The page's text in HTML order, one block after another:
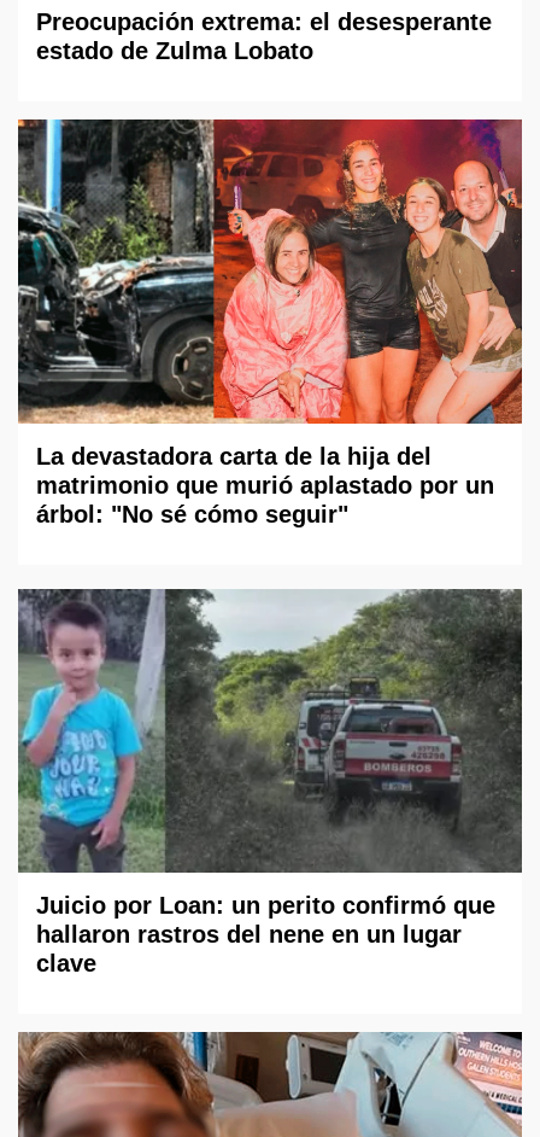
Preocupación extrema: el desesperante
estado de Zulma Lobato
La devastadora carta de la hija del
matrimonio que murió aplastado por un
árbol: "No sé cómo seguir"
Juicio por Loan: un perito confirmó que
hallaron rastros del nene en un lugar
clave